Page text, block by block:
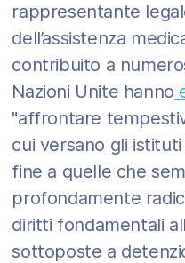
rappresentante
dell’assistenza
contribuito a
Nazioni Unite hanno
"affrontare
cui versano gli
fine a quelle che
profondamente
diritti fondamentali
sottoposte a